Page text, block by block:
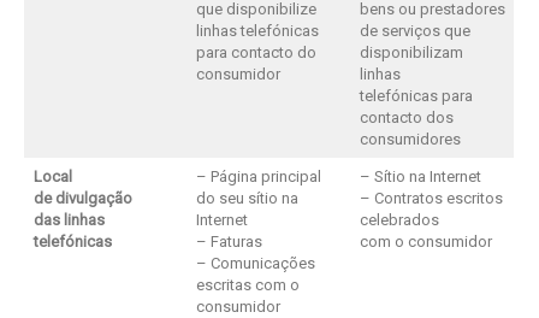
que disponibilize
linhas telefónicas
para contacto do
consumidor
bens ou prestadores
de serviços que
disponibilizam
linhas
telefónicas para
contacto dos
consumidores
Local
de divulgação
das linhas
telefónicas
– Página principal
do seu sítio na
Internet
– Faturas
– Comunicações
escritas com o
consumidor
– Sítio na Internet
– Contratos escritos
celebrados
com o consumidor